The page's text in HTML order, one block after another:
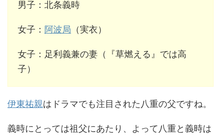
男子：北条義時
女子： 阿波局 （実衣）
女子：足利義兼の妻（『草燃える』では高
子）
伊東祐親はドラマでも注目された八重の父ですね。
義時にとっては祖父にあたり、よって八重と義時は